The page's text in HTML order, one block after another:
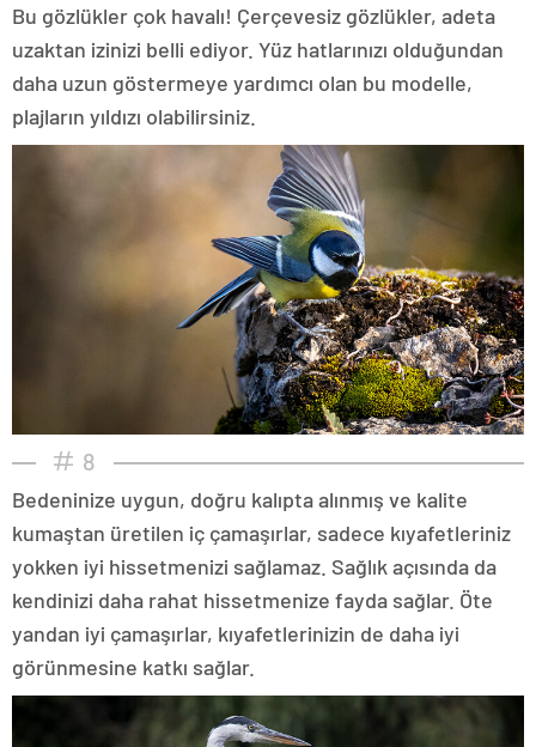
Bu gözlükler çok havalı! Çerçevesiz gözlükler, adeta
uzaktan izinizi belli ediyor. Yüz hatlarınızı olduğundan
daha uzun göstermeye yardımcı olan bu modelle,
plajların yıldızı olabilirsiniz.
8
Bedeninize uygun, doğru kalıpta alınmış ve kalite
kumaştan üretilen iç çamaşırlar, sadece kıyafetleriniz
yokken iyi hissetmenizi sağlamaz. Sağlık açısında da
kendinizi daha rahat hissetmenize fayda sağlar. Öte
yandan iyi çamaşırlar, kıyafetlerinizin de daha iyi
görünmesine katkı sağlar.